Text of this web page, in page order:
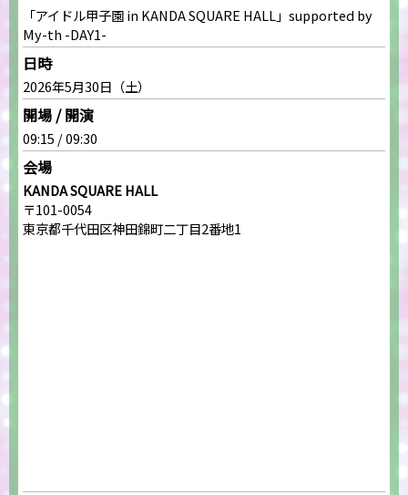
「アイドル甲子園 in KANDA SQUARE HALL」supported by
My-th -DAY1-
日時
2026年5月30日（土）
開場 / 開演
09:15 / 09:30
会場
KANDA SQUARE HALL
〒101-0054
東京都千代田区神田錦町二丁目2番地1